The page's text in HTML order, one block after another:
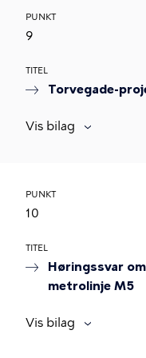
PUNKT
9
TITEL
Torvegade-
Vis bilag
PUNKT
10
TITEL
Høringssvar
metrolinje M5
Vis bilag